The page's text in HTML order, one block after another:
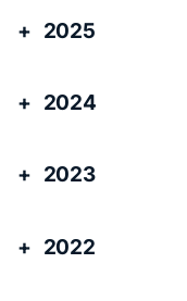
2025
2024
2023
2022